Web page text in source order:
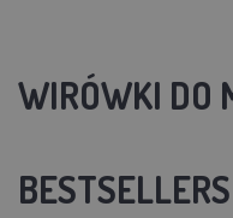
WIRÓWKI DO
BESTSELLERS